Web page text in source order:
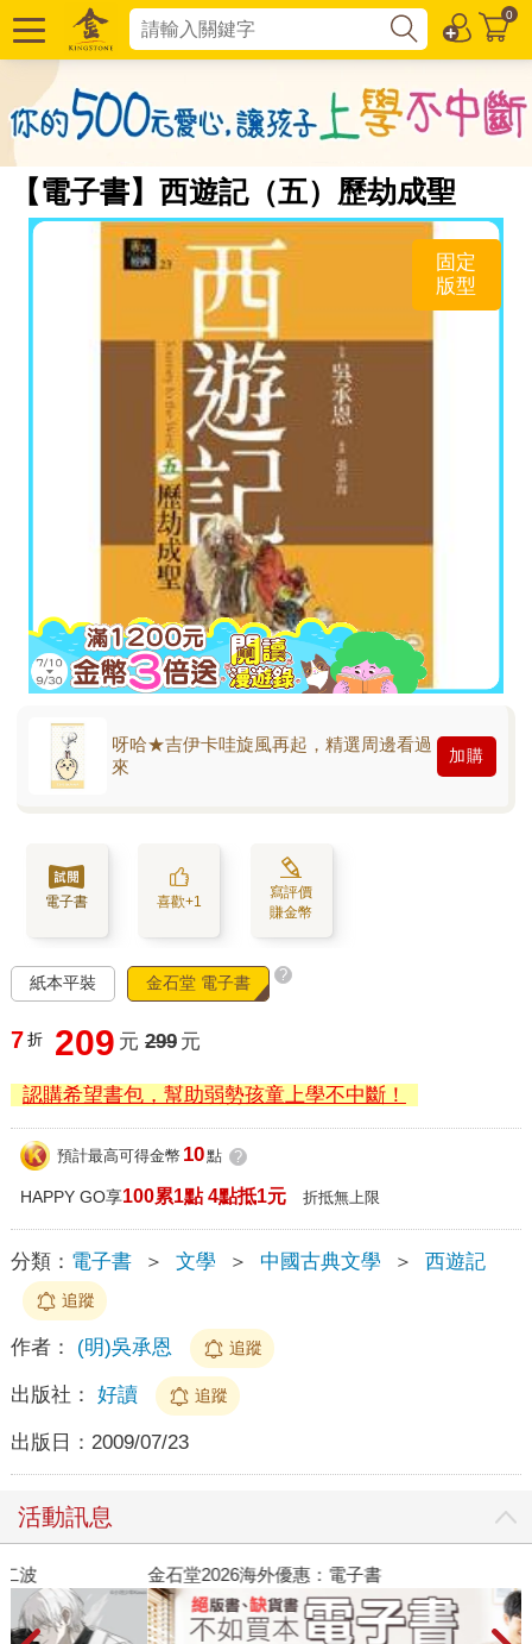
0
【電子書】西遊記（五）歷劫成聖
固定
版型
呀哈★吉伊卡哇旋風再起，精選周邊看過
來
加購
電子書 喜歡+1
寫評價
賺金幣
紙本平裝 金石堂 電子書 ?
7 折 209 元 299 元
認購希望書包，幫助弱勢孩童上學不中斷！
預計最高可得金幣 10點 ?
HAPPY GO享100累1點 4點抵1元 折抵無上限
分類： 電子書 ＞ 文學 ＞ 中國古典文學 ＞ 西遊記
追蹤
作者： (明)吳承恩 追蹤
出版社： 好讀 追蹤
出版日： 2009/07/23
活動訊息
金石堂2026海外優惠：電子書